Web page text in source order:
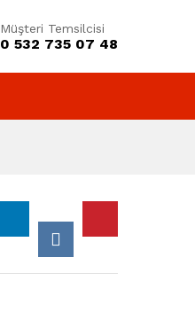
Müşteri Temsilcisi
0 532 735 07 48